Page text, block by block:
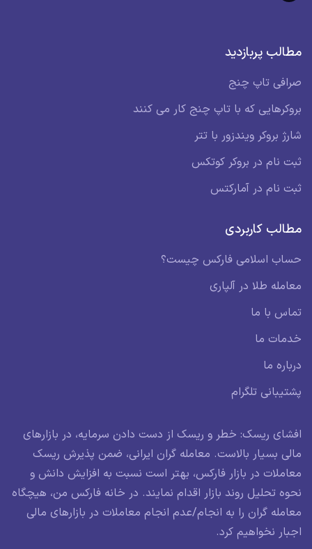
مطالب پربازدید
صرافی تاپ چنج
بروکرهایی که با تاپ چنج کار می کنند
شارژ بروکر ویندزور با تتر
ثبت نام در بروکر کوتکس
ثبت نام در آمارکتس
مطالب کاربردی
حساب اسلامی فارکس چیست؟
معامله طلا در آلپاری
تماس با ما
خدمات ما
درباره ما
پشتیبانی تلگرام
افشای ریسک: خطر و ریسک از دست دادن سرمایه، در بازارهای
مالی بسیار بالاست. معامله گران ایرانی، ضمن پذیرش ریسک
معاملات در بازار فارکس، بهتر است نسبت به افزایش دانش و
نحوه تحلیل روند بازار اقدام نمایند. در خانه فارکس من، هیچگاه
معامله گران را به انجام/عدم انجام معاملات در بازارهای مالی
اجبار نخواهیم کرد.